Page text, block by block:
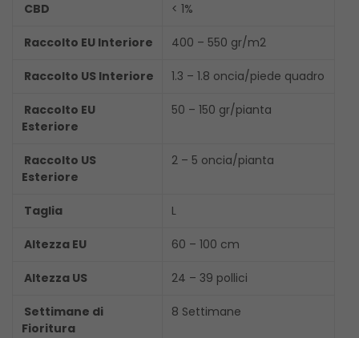
CBD < 1%
Raccolto EU Interiore 400 – 550 gr/m2
Raccolto US Interiore 1.3 – 1.8 oncia/piede quadro
Raccolto EU
Esteriore
50 – 150 gr/pianta
Raccolto US
Esteriore
2 – 5 oncia/pianta
Taglia L
Altezza EU 60 – 100 cm
Altezza US 24 – 39 pollici
Settimane di
Fioritura
8 Settimane